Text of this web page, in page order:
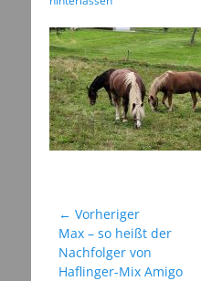
Beitragsnavigation
← Vorheriger
Vorheriger
Beitrag:
Max – so heißt der
Nachfolger von
Haflinger-Mix Amigo